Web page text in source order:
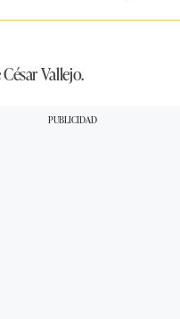
Vallejo.